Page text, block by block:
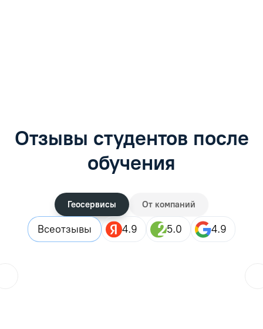
Отзывы студентов после
обучения
Геосервисы От компаний
Всеотзывы 4.9 5.0 4.9